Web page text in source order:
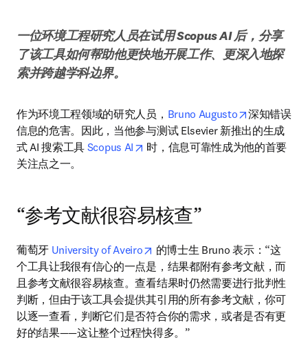
一位环境工程研究人员在试用 Scopus AI 后，分享
了该工具如何帮助他更快地开展工作、更深入地探
索并跨越学科边界。
作为环境工程领域的研究人员， Bruno Augusto opens in
深知错误
信息的危害。因此，当他参与测试 Elsevier 新推出的生成
式 AI 搜索工具 Scopus AI opens in new tab/window
时，信息可靠性成为他的首要
关注点之一。
“参考文献很容易核查”
葡萄牙 University of Aveiro opens in new tab/window
的博士生 Bruno 表示：“这
个工具让我很有信心的一点是，结果都附有参考文献，而
且参考文献很容易核查。查看结果时仍然需要进行批判性
判断，但由于该工具会提供其引用的所有参考文献，你可
以逐一查看，判断它们是否符合你的需求，或者是否有更
好的结果——这让整个过程快得多。”